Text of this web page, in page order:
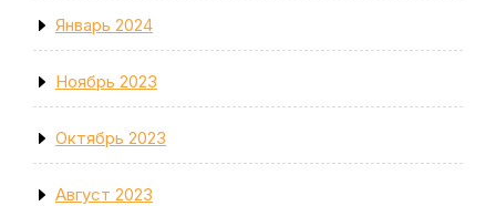
Январь 2024
Ноябрь 2023
Октябрь 2023
Август 2023